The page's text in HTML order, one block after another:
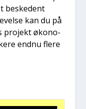
beske­dent
kan du på
pro­jekt øko­no­
end­nu fle­re